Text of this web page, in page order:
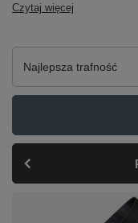
Czytaj więcej
Zmień sortowanie
Najlepsza trafność